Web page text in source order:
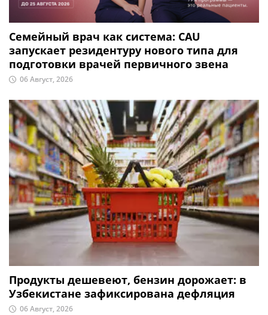
Семейный врач как система: CAU
запускает резидентуру нового типа для
подготовки врачей первичного звена
06 Август, 2026
Продукты дешевеют, бензин дорожает: в
Узбекистане зафиксирована дефляция
06 Август, 2026